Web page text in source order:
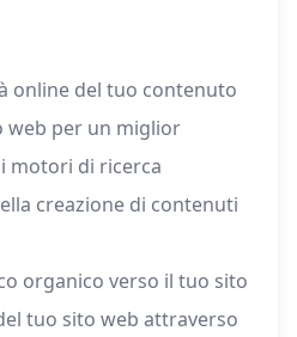
online del tuo contenuto
web per un miglior
motori di ricerca
creazione di contenuti
organico verso il tuo sito
tuo sito web attraverso